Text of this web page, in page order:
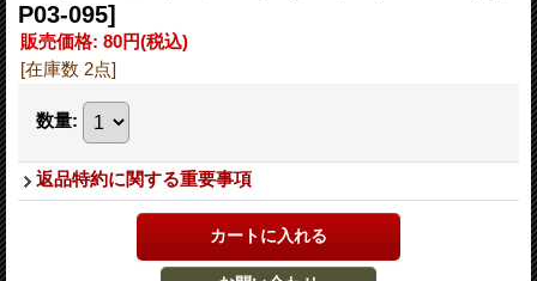
P03-095]
販売価格: 80円(税込)
[在庫数 2点]
数量:
返品特約に関する重要事項